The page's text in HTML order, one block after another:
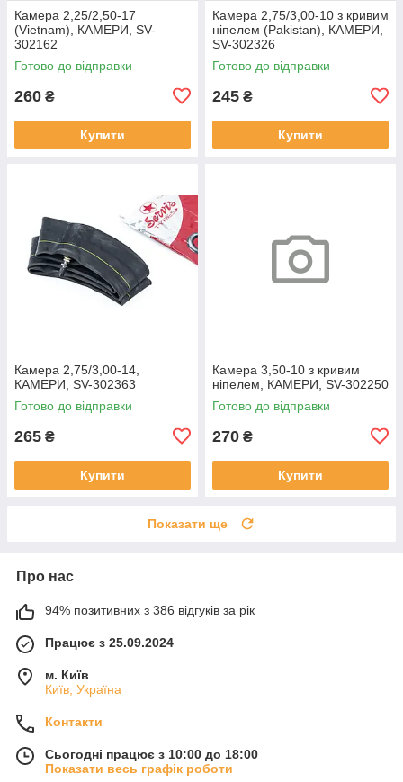
Камера 2,25/2,50-17
(Vietnam), КАМЕРИ, SV-
302162
Готово до відправки
260 ₴
Купити
Камера 2,75/3,00-10 з кривим
ніпелем (Pakistan), КАМЕРИ,
SV-302326
Готово до відправки
245 ₴
Купити
Камера 2,75/3,00-14,
КАМЕРИ, SV-302363
Готово до відправки
265 ₴
Купити
Камера 3,50-10 з кривим
ніпелем, КАМЕРИ, SV-302250
Готово до відправки
270 ₴
Купити
Показати ще
Про нас
94% позитивних з 386 відгуків за рік
Працює з 25.09.2024
м. Київ
Київ, Україна
Контакти
Сьогодні працює з 10:00 до 18:00
Показати весь графік роботи